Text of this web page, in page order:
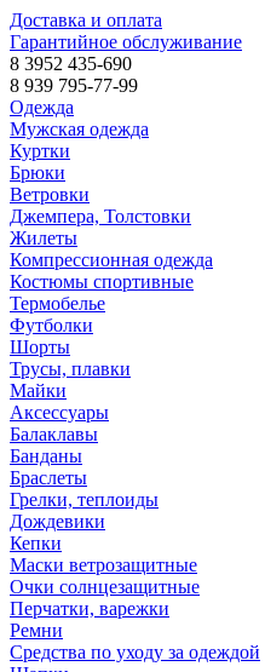
Доставка и оплата
Гарантийное обслуживание
8 3952 435-690
8 939 795-77-99
Одежда
Мужская одежда
Куртки
Брюки
Ветровки
Джемпера, Толстовки
Жилеты
Компрессионная одежда
Костюмы спортивные
Термобелье
Футболки
Шорты
Трусы, плавки
Майки
Аксессуары
Балаклавы
Банданы
Браслеты
Грелки, теплоиды
Дождевики
Кепки
Маски ветрозащитные
Очки солнцезащитные
Перчатки, варежки
Ремни
Средства по уходу за одеждой